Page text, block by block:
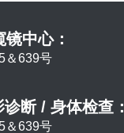
中心：
＆639号
断 / 身体检查：
＆639号